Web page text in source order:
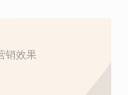
销效果